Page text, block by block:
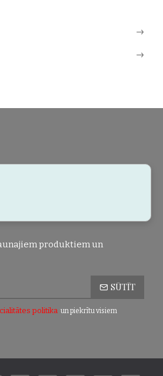
produktiem un
SŪTĪT
politika un piekrītu visiem